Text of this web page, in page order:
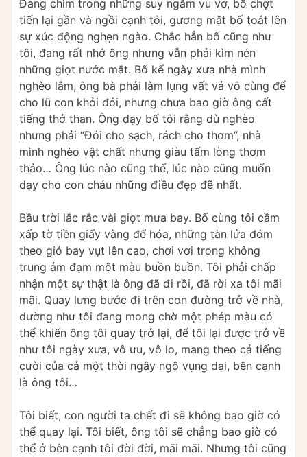
Đang chìm trong những suy ngẫm vu vơ, bố chợt
tiến lại gần và ngồi cạnh tôi, gương mặt bố toát lên
sự xúc động nghẹn ngào. Chắc hẳn bố cũng như
tôi, đang rất nhớ ông nhưng vẫn phải kìm nén
những giọt nước mắt. Bố kể ngày xưa nhà mình
nghèo lắm, ông bà phải làm lụng vất vả vô cùng để
cho lũ con khỏi đói, nhưng chưa bao giờ ông cất
tiếng thở than. Ông dạy bố tôi rằng dù nghèo
nhưng phải “Đói cho sạch, rách cho thơm”, nhà
mình nghèo vật chất nhưng giàu tấm lòng thơm
thảo… Ông lúc nào cũng thế, lúc nào cũng muốn
dạy cho con cháu những điều đẹp đẽ nhất.
Bầu trời lắc rắc vài giọt mưa bay. Bố cùng tôi cầm
xấp tờ tiền giấy vàng để hóa, những tàn lửa đóm
theo gió bay vụt lên cao, chơi vơi trong không
trung ảm đạm một màu buồn buồn. Tôi phải chấp
nhận một sự thật là ông đã đi rồi, đã rời xa tôi mãi
mãi. Quay lưng bước đi trên con đường trở về nhà,
dường như tôi đang mong chờ một phép màu có
thể khiến ông tôi quay trở lại, để tôi lại được trở về
như tôi ngày xưa, vô ưu, vô lo, mang theo cả tiếng
cười của cả một thời ngây ngô vụng dại, bên cạnh
là ông tôi…
Tôi biết, con người ta chết đi sẽ không bao giờ có
thể quay lại. Tôi biết, ông tôi sẽ chẳng bao giờ có
thể ở bên cạnh tôi đời đời, mãi mãi. Nhưng tôi cũng